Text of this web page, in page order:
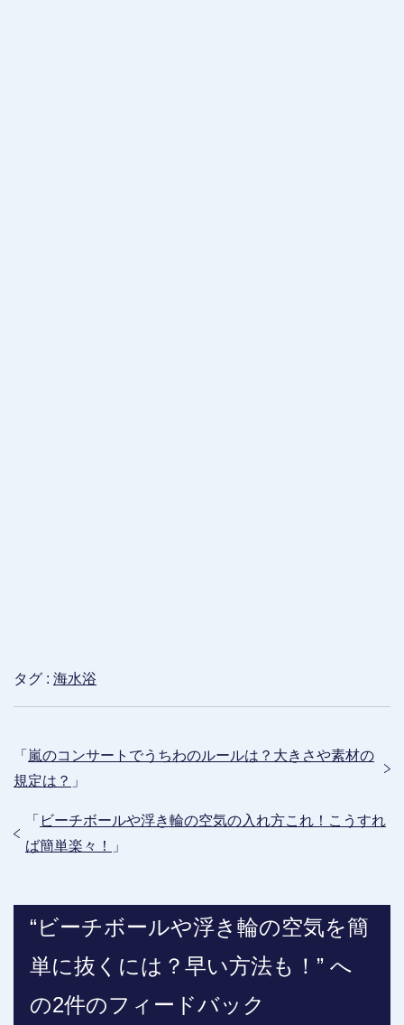
タグ : 海水浴
「 嵐のコンサートでうちわのルールは？大きさや素材の
規定は？ 」
「 ビーチボールや浮き輪の空気の入れ方これ！こうすれ
ば簡単楽々！
」
“ビーチボールや浮き輪の空気を簡
単に抜くには？早い方法も！” へ
の2件のフィードバック